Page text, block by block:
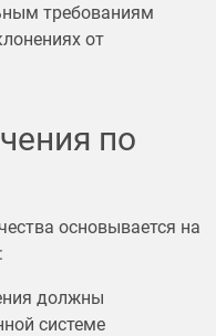
требованиям
от
по
основывается на
должны
системе